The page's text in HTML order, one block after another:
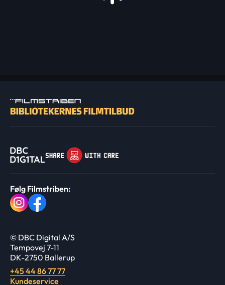
Følg Filmstriben:
© DBC Digital A/S
Tempovej 7-11
DK-2750 Ballerup
+45 44 86 77 77
Kundeservice